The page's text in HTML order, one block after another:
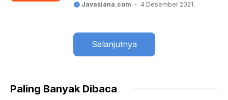
Javasiana.com 4 Desember 2021
Selanjutnya
Paling Banyak Dibaca